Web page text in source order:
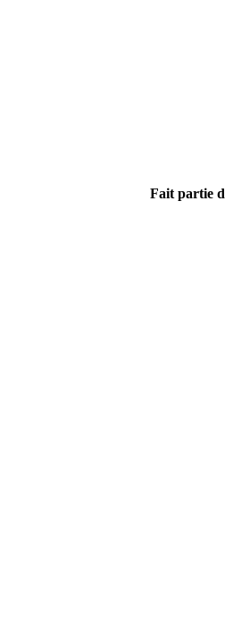
Fait partie